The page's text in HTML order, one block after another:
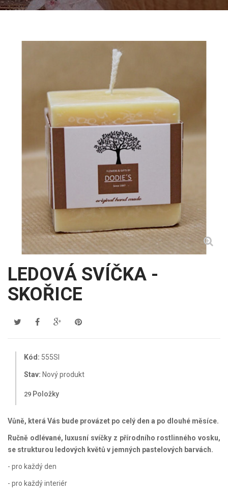
LEDOVÁ SVÍČKA -
SKOŘICE
Kód: 555SI
Stav: Nový produkt
29 Položky
Vůně, která Vás bude provázet po celý den a po dlouhé měsíce.
Ručně odlévané, luxusní svíčky z přírodního rostlinného vosku,
se strukturou ledových květů v jemných pastelových barvách.
- pro každý den
- pro každý interiér